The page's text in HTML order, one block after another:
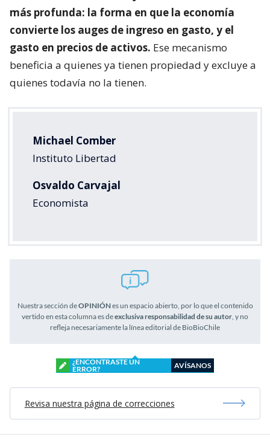
más profunda: la forma en que la economía
convierte los auges de ingreso en gasto, y el
gasto en precios de activos. Ese mecanismo
beneficia a quienes ya tienen propiedad y excluye a
quienes todavía no la tienen.
Michael Comber
Instituto Libertad
Osvaldo Carvajal
Economista
Nuestra sección deOPINIÓNes un espacio abierto, por lo que el contenido
vertido en esta columna es deexclusiva responsabilidad de su autor , y no
refleja necesariamente la línea editorial de BioBioChile
¿ENCONTRASTE UN
ERROR?
AVÍSANOS
Revisa nuestra página de correcciones